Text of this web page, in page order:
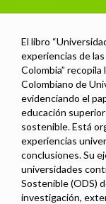
El libro
experiencias de
Colombia”
Colombiano de
evidenciando el
educación
sostenible. Está
experiencias
conclusiones. Su
universidades
Sostenible (ODS)
investigación,